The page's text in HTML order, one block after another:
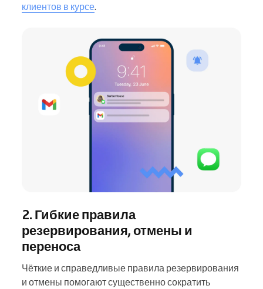
клиентов в курсе.
2. Гибкие правила
резервирования, отмены и
переноса
Чёткие и справедливые правила резервирования
и отмены помогают существенно сократить